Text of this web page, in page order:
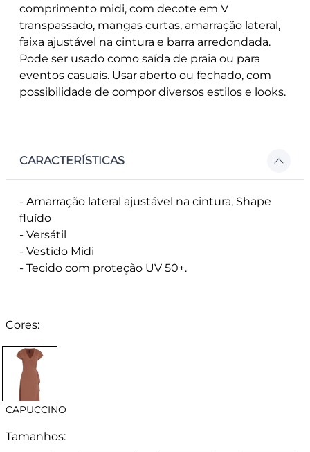
comprimento midi, com decote em V
transpassado, mangas curtas, amarração lateral,
faixa ajustável na cintura e barra arredondada.
Pode ser usado como saída de praia ou para
eventos casuais. Usar aberto ou fechado, com
possibilidade de compor diversos estilos e looks.
CARACTERÍSTICAS
- Amarração lateral ajustável na cintura, Shape
fluído
- Versátil
- Vestido Midi
- Tecido com proteção UV 50+.
Cores:
CAPUCCINO
Tamanhos: